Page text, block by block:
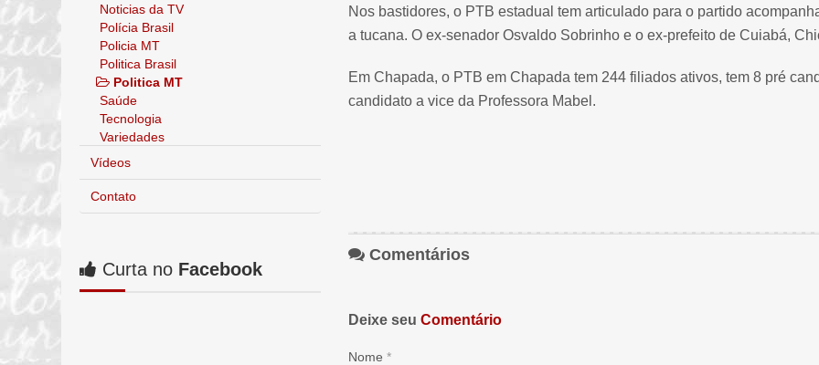
Nos bastidores, o PTB estadual tem articulado para o partido
a tucana. O ex-senador Osvaldo Sobrinho e o ex-prefeito de Cuiabá,
Em Chapada, o PTB em Chapada tem 244 filiados ativos, tem 8 pré
candidato a vice da Professora Mabel.
Comentários
Deixe seu Comentário
Nome *
Noticias da TV
Polícia Brasil
Policia MT
Politica Brasil
Politica MT
Saúde
Tecnologia
Variedades
Vídeos
Contato
Curta no Facebook